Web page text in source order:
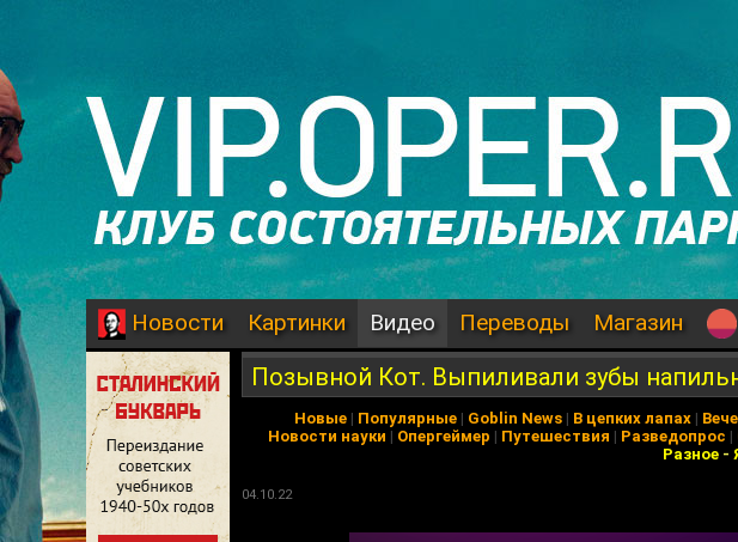
Новости Картинки Видео Переводы Магазин
Позывной Кот. Выпиливали зубы
Новые | Популярные | Goblin News | В цепких лапах |
Новости науки | Опергеймер | Путешествия | Разведопрос |
Разное -
04.10.22